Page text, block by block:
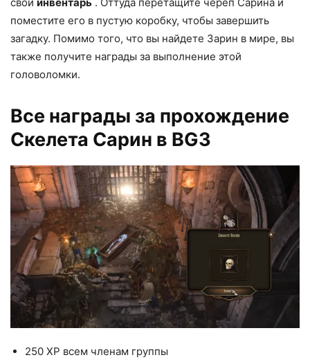
поместите его в пустую коробку, чтобы завершить
загадку. Помимо того, что вы найдете Зарин в мире, вы
также получите награды за выполнение этой
головоломки.
Все награды за прохождение
Скелета Сарин в BG3
250 XP всем членам группы